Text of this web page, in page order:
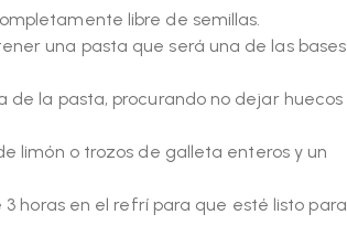
libre de semillas.
una pasta que será una de las bases
la pasta, procurando no dejar huecos
limón o trozos de galleta enteros y un
horas en el refrí para que esté listo para